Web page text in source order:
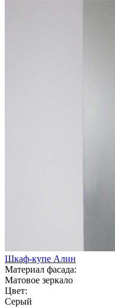
Шкаф-купе Алин
Материал фасада:
Матовое зеркало
Цвет:
Серый